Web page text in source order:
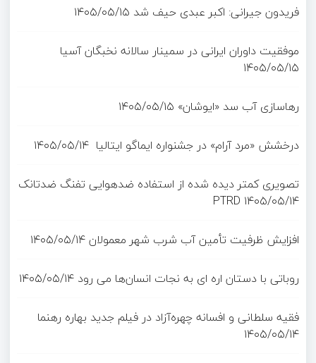
فریدون جیرانی: اکبر عبدی حیف شد ۱۴۰۵/۰۵/۱۵
موفقیت داوران ایرانی در سمینار سالانه نخبگان آسیا
۱۴۰۵/۰۵/۱۵
رهاسازی آب سد «ایوشان» ۱۴۰۵/۰۵/۱۵
درخشش «مرد آرام» در جشنواره ایماگو ایتالیا ۱۴۰۵/۰۵/۱۴
تصویری کمتر دیده شده از استفاده ضدهوایی تفنگ ضدتانک
PTRD ۱۴۰۵/۰۵/۱۴
افزایش ظرفیت تأمین آب شرب شهر معمولان۱۴۰۵/۰۵/۱۴
روباتی با دستان اره ای به نجات انسان‌ها می رود ۱۴۰۵/۰۵/۱۴
فقیه سلطانی و افسانه چهره‌آزاد در فیلم جدید بهاره رهنما
۱۴۰۵/۰۵/۱۴